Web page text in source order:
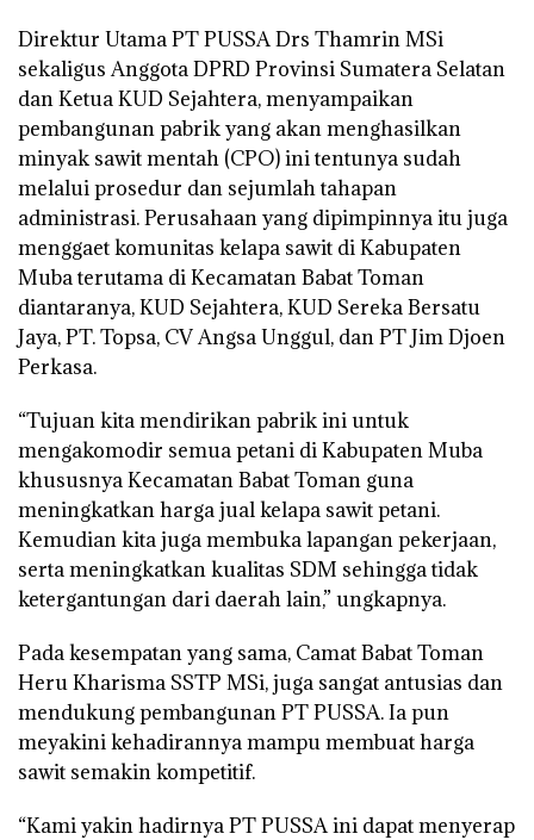
Direktur Utama PT PUSSA Drs Thamrin MSi
sekaligus Anggota DPRD Provinsi Sumatera Selatan
dan Ketua KUD Sejahtera, menyampaikan
pembangunan pabrik yang akan menghasilkan
minyak sawit mentah (CPO) ini tentunya sudah
melalui prosedur dan sejumlah tahapan
administrasi. Perusahaan yang dipimpinnya itu juga
menggaet komunitas kelapa sawit di Kabupaten
Muba terutama di Kecamatan Babat Toman
diantaranya, KUD Sejahtera, KUD Sereka Bersatu
Jaya, PT. Topsa, CV Angsa Unggul, dan PT Jim Djoen
Perkasa.
“Tujuan kita mendirikan pabrik ini untuk
mengakomodir semua petani di Kabupaten Muba
khususnya Kecamatan Babat Toman guna
meningkatkan harga jual kelapa sawit petani.
Kemudian kita juga membuka lapangan pekerjaan,
serta meningkatkan kualitas SDM sehingga tidak
ketergantungan dari daerah lain,” ungkapnya.
Pada kesempatan yang sama, Camat Babat Toman
Heru Kharisma SSTP MSi, juga sangat antusias dan
mendukung pembangunan PT PUSSA. Ia pun
meyakini kehadirannya mampu membuat harga
sawit semakin kompetitif.
“Kami yakin hadirnya PT PUSSA ini dapat menyerap